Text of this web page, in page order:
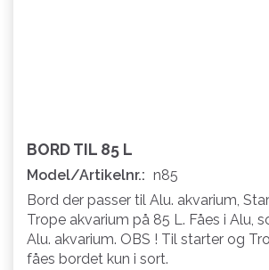
BORD TIL 85 L
Model/Artikelnr.: n85
Bord der passer til Alu. akvarium,
Trope akvarium på 85 L. Fåes i Alu,
Alu. akvarium. OBS ! Til starter og
fåes bordet kun i sort.